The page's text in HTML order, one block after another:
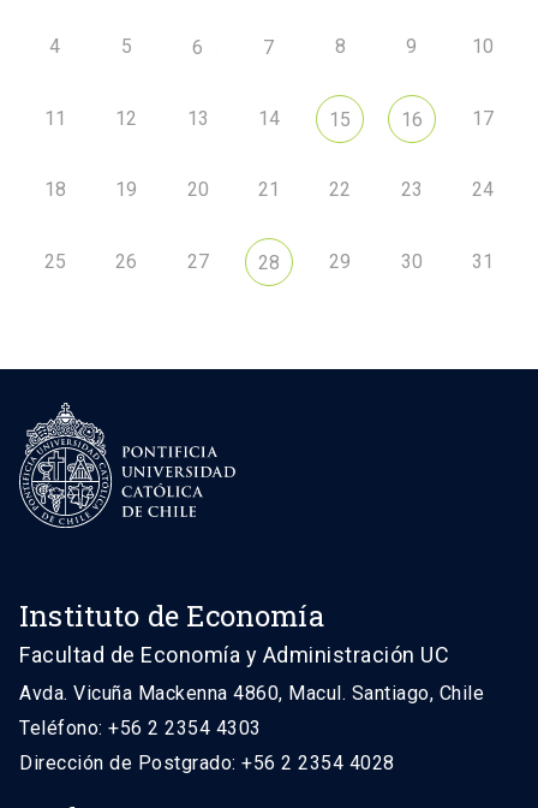
4 5 6 7 8 9 10
11 12 13 14 15 16 17
18 19 20 21 22 23 24
25 26 27 28 29 30 31
Instituto de Economía
Facultad de Economía y Administración UC
Avda. Vicuña Mackenna 4860, Macul. Santiago, Chile
Teléfono: +56 2 2354 4303
Dirección de Postgrado: +56 2 2354 4028